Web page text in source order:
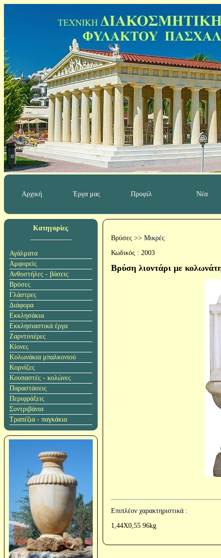
Αρχική Έργα μας Προφίλ Νέα
Κατηγορίες
Αγάλματα
Αμφορείς
Ανθοστήλες - βάσεις
Βρύσες
Γλάστρες
Διάφορα
Εκκλησάκια
Εκκλησιαστικά έργα
Ζαρντινιέρες
Κίονες
Κολωνάκια μπαλκονιού
Κορνίζες
Κουπαστές - κολώνες
Παραστάσεις
Περιφράξεις
Συντριβάνια
Τραπέζια - παγκάκια
Βρύσες >> Μικρές
Κωδικός : 2003
Βρύση λιοντάρι με
Επιπλέον χαρακτηριστικά :
1,44X0,55 96kg